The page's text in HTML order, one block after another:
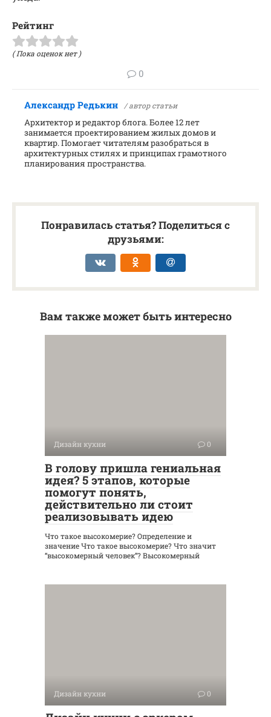
Рейтинг
( Пока оценок нет )
0
Александр Редькин / автор статьи
Архитектор и редактор блога. Более 12 лет
занимается проектированием жилых домов и
квартир. Помогает читателям разобраться в
архитектурных стилях и принципах грамотного
планирования пространства.
Понравилась статья? Поделиться с
друзьями:
Вам также может быть интересно
Дизайн кухни 0
В голову пришла гениальная
идея? 5 этапов, которые
помогут понять,
действительно ли стоит
реализовывать идею
Что такое высокомерие? Определение и
значение Что такое высокомерие? Что значит
“высокомерный человек”? Высокомерный
Дизайн кухни 0